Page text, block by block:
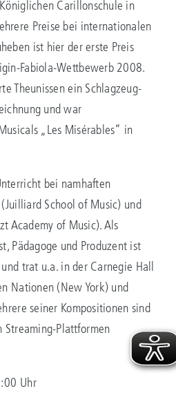
Carillonschule in
Preise bei internationalen
ist hier der erste Preis
Fabiola-Wettbewerb 2008.
Theunissen ein Schlagzeug-
und war
„Les Misérables“ in
bei namhaften
School of Music) und
Academy of Music). Als
Pädagoge und Produzent ist
trat u.a. in der Carnegie Hall
Nationen (New York) und
seiner Kompositionen sind
Plattformen
Uhr